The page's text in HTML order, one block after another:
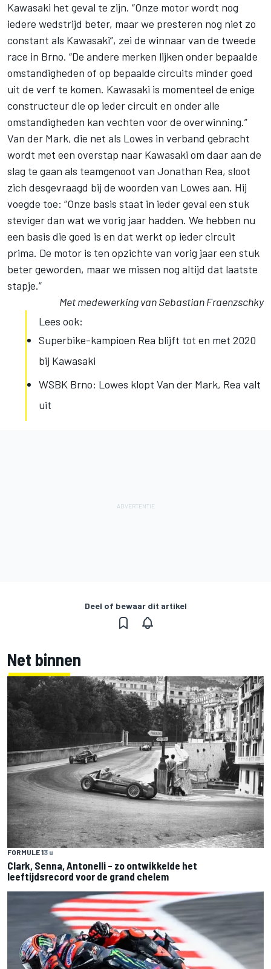
Kawasaki het geval te zijn. “Onze motor wordt nog
iedere wedstrijd beter, maar we presteren nog niet zo
constant als Kawasaki”, zei de winnaar van de tweede
race in Brno. “De andere merken lijken onder bepaalde
omstandigheden of op bepaalde circuits minder goed
uit de verf te komen. Kawasaki is momenteel de enige
constructeur die op ieder circuit en onder alle
omstandigheden kan vechten voor de overwinning.”
Van der Mark, die net als Lowes in verband gebracht
wordt met een overstap naar Kawasaki om daar aan de
slag te gaan als teamgenoot van Jonathan Rea, sloot
zich desgevraagd bij de woorden van Lowes aan. Hij
voegde toe: “Onze basis staat in ieder geval een stuk
steviger dan wat we vorig jaar hadden. We hebben nu
een basis die goed is en dat werkt op ieder circuit
prima. De motor is ten opzichte van vorig jaar een stuk
beter geworden, maar we missen nog altijd dat laatste
stapje.”
Met medewerking van Sebastian Fraenzschky
Lees ook:
Superbike-kampioen Rea blijft tot en met 2020
bij Kawasaki
WSBK Brno: Lowes klopt Van der Mark, Rea valt
uit
Deel of bewaar dit artikel
Net binnen
FORMULE 13 u
Clark, Senna, Antonelli – zo ontwikkelde het
leeftijdsrecord voor de grand chelem